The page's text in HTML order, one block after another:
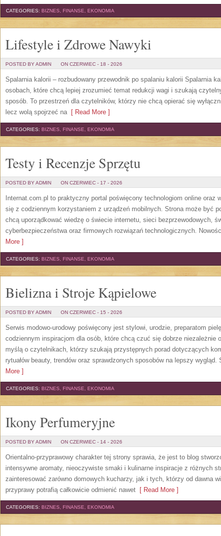
CATEGORIES: BIZNES, FINANSE, EKONOMIA
Lifestyle i Zdrowe Nawyki
POSTED BY ADMIN ON CZERWIEC - 18 - 2026
Spalarnia kalorii – rozbudowany przewodnik po spalaniu kalorii Spalarnia
osobach, które chcą lepiej zrozumieć temat redukcji wagi i szukają
sposób. To przestrzeń dla czytelników, którzy nie chcą opierać się
lecz wolą spojrzeć na[ Read More ]
CATEGORIES: BIZNES, FINANSE, EKONOMIA
Testy i Recenzje Sprzętu
POSTED BY ADMIN ON CZERWIEC - 17 - 2026
Internat.com.pl to praktyczny portal poświęcony technologiom online oraz
się z codziennym korzystaniem z urządzeń mobilnych. Strona może być
chcą uporządkować wiedzę o świecie internetu, sieci bezprzewodowych,
cyberbezpieczeństwa oraz firmowych rozwiązań technologicznych.
More ]
CATEGORIES: BIZNES, FINANSE, EKONOMIA
Bielizna i Stroje Kąpielowe
POSTED BY ADMIN ON CZERWIEC - 15 - 2026
Serwis modowo-urodowy poświęcony jest stylowi, urodzie, preparatom
codziennym inspiracjom dla osób, które chcą czuć się dobrze niezależnie
myślą o czytelnikach, którzy szukają przystępnych porad dotyczących
rytuałów beauty, trendów oraz sprawdzonych sposobów na lepszy wygląd.
More ]
CATEGORIES: BIZNES, FINANSE, EKONOMIA
Ikony Perfumeryjne
POSTED BY ADMIN ON CZERWIEC - 14 - 2026
Orientalno-przyprawowy charakter tej strony sprawia, że jest to blog
intensywne aromaty, nieoczywiste smaki i kulinarne inspiracje z różnych
zainteresować zarówno domowych kucharzy, jak i tych, którzy od dawna
przyprawy potrafią całkowicie odmienić nawet [ Read More ]
CATEGORIES: BIZNES, FINANSE, EKONOMIA